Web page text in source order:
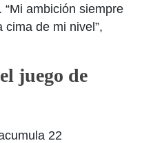
ambición siempre
de mi nivel”,
juego de
22